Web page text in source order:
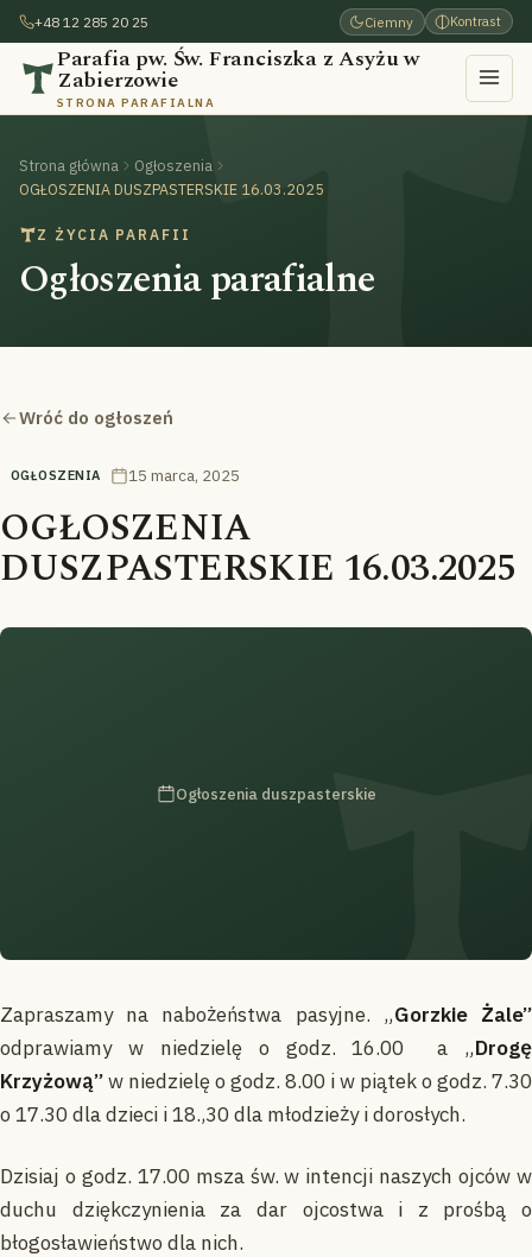
+48 12 285 20 25 Ciemny Kontrast
Parafia pw. Św. Franciszka z Asyżu w
Zabierzowie
STRONA PARAFIALNA
Strona główna
Ogłoszenia
OGŁOSZENIA DUSZPASTERSKIE 16.03.2025
Z ŻYCIA PARAFII
Ogłoszenia parafialne
Wróć do ogłoszeń
OGŁOSZENIA 15 marca, 2025
OGŁOSZENIA
DUSZPASTERSKIE 16.03.2025
Ogłoszenia duszpasterskie
Zapraszamy na nabożeństwa pasyjne. „Gorzkie Żale”
odprawiamy w niedzielę o godz. 16.00 a „Drogę
Krzyżową”w niedzielę o godz. 8.00 i w piątek o godz. 7.30
o 17.30 dla dzieci i 18.,30 dla młodzieży i dorosłych.
Dzisiaj o godz. 17.00 msza św. w intencji naszych ojców w
duchu dziękczynienia za dar ojcostwa i z prośbą o
błogosławieństwo dla nich.